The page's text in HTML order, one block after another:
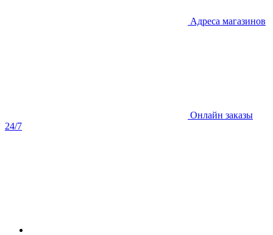
Адреса магазинов
Онлайн заказы
24/7